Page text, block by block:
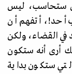
ستحاسب، ليس
أحد!، أتفهم أن
القضاء، ولكن
أرى أنه ستكون
ستكون بداية